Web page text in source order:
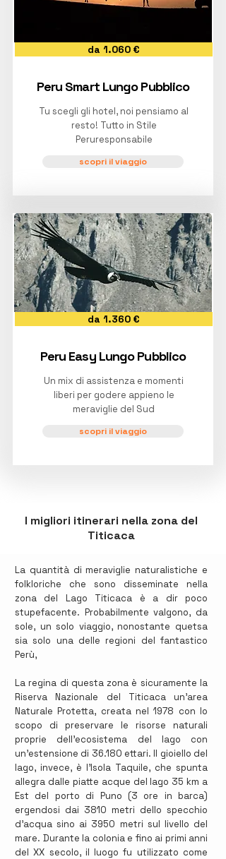
da 1.060 €
Peru Smart Lungo Pubblico
Tu scegli gli hotel, noi pensiamo al
resto! Tutto in Stile
Peruresponsabile
scopri il viaggio
da 1.360 €
Peru Easy Lungo Pubblico
Un mix di assistenza e momenti
liberi per godere appieno le
meraviglie del Sud
scopri il viaggio
I migliori itinerari nella zona del
Titicaca
La quantità di meraviglie naturalistiche e
folkloriche che sono disseminate nella
zona del Lago Titicaca è a dir poco
stupefacente. Probabilmente valgono, da
sole, un solo viaggio, nonostante quetsa
sia solo una delle regioni del fantastico
Perù,
La regina di questa zona è sicuramente la
Riserva Nazionale del Titicaca un’area
Naturale Protetta, creata nel 1978 con lo
scopo di preservare le risorse naturali
proprie dell’ecosistema del lago con
un’estensione di 36.180 ettari. Il gioiello del
lago, invece, è l'Isola Taquile, che spunta
allegra dalle piatte acque del lago 35 km a
Est del porto di Puno (3 ore in barca)
ergendosi dai 3810 metri dello specchio
d'acqua sino ai 3950 metri sul livello del
mare. Durante la colonia e fino ai primi anni
del XX secolo, il luogo fu utilizzato come